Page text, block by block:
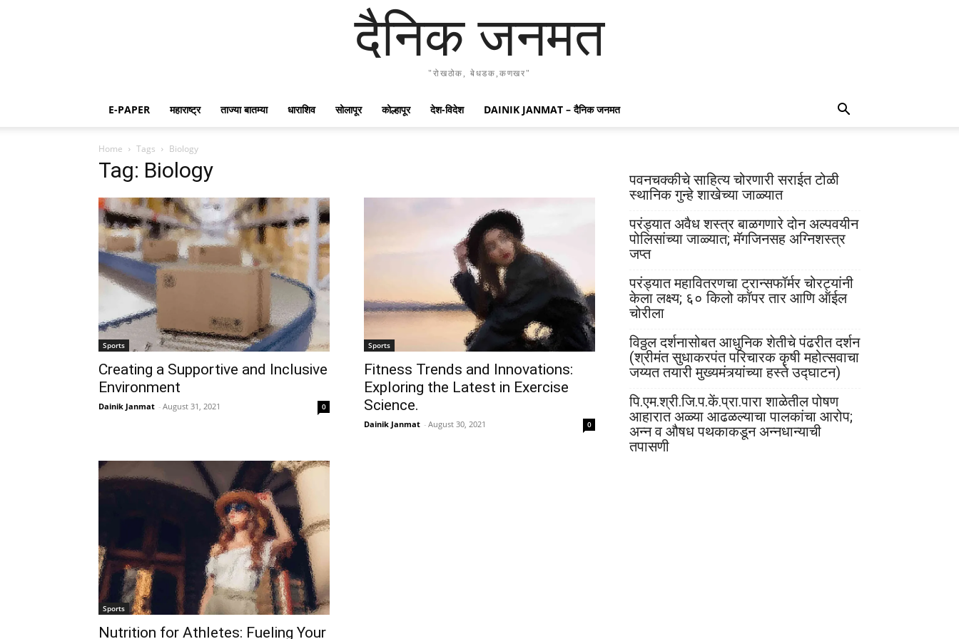
दैनिक जनमत
"रोखठोक, बेधडक,कणखर"
E-PAPER महाराष्ट्र ताज्या बातम्या धाराशिव सोलापूर कोल्हापूर देश-विदेश DAINIK JANMAT – दैनिक जनमत
Home Tags Biology
Tag: Biology
Sports
Creating a Supportive and Inclusive
Environment
Dainik Janmat - August 31, 2021 0
Sports
Fitness Trends and Innovations:
Exploring the Latest in Exercise
Science.
Dainik Janmat - August 30, 2021 0
Sports
Nutrition for Athletes: Fueling Your
पवनचक्कीचे साहित्य चोरणारी सराईत टोळी
स्थानिक गुन्हे शाखेच्या जाळ्यात
परंड्यात अवैध शस्त्र बाळगणारे दोन अल्पवयीन
पोलिसांच्या जाळ्यात; मॅगजिनसह अग्निशस्त्र
जप्त
परंड्यात महावितरणचा ट्रान्सफॉर्मर चोरट्यांनी
केला लक्ष्य; ६० किलो कॉपर तार आणि ऑईल
चोरीला
विठ्ठल दर्शनासोबत आधुनिक शेतीचे पंढरीत दर्शन
(श्रीमंत सुधाकरपंत परिचारक कृषी महोत्सवाचा
जय्यत तयारी मुख्यमंत्र्यांच्या हस्ते उद्घाटन)
पि.एम.श्री.जि.प.कें.प्रा.पारा शाळेतील पोषण
आहारात अळ्या आढळल्याचा पालकांचा आरोप;
अन्न व औषध पथकाकडून अन्नधान्याची
तपासणी